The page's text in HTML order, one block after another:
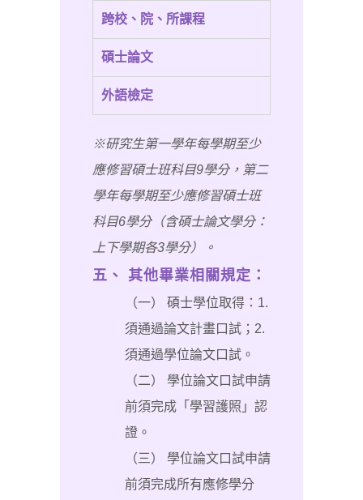
跨校、院、所課程
碩士論文
外語檢定
※研究生第一學年每學期至少
應修習碩士班科目9學分，第二
學年每學期至少應修習碩士班
科目6學分（含碩士論文學分：
上下學期各3學分）。
五、 其他畢業相關規定：
（一） 碩士學位取得：1.
須通過論文計畫口試；2.
須通過學位論文口試。
（二） 學位論文口試申請
前須完成「學習護照」認
證。
（三） 學位論文口試申請
前須完成所有應修學分